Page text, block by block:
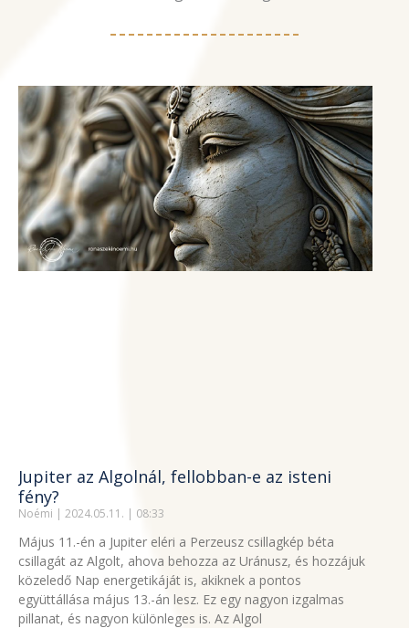
Jupiter az Algolnál, fellobban-e az isteni
fény?
Noémi 2024.05.11. 08:33
Május 11.-én a Jupiter eléri a Perzeusz csillagkép béta
csillagát az Algolt, ahova behozza az Uránusz, és hozzájuk
közeledő Nap energetikáját is, akiknek a pontos
együttállása május 13.-án lesz. Ez egy nagyon izgalmas
pillanat, és nagyon különleges is. Az Algol